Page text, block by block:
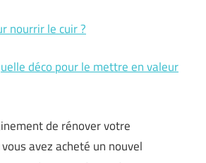
nourrir le cuir ?
déco pour le mettre en valeur
de rénover votre
avez acheté un nouvel